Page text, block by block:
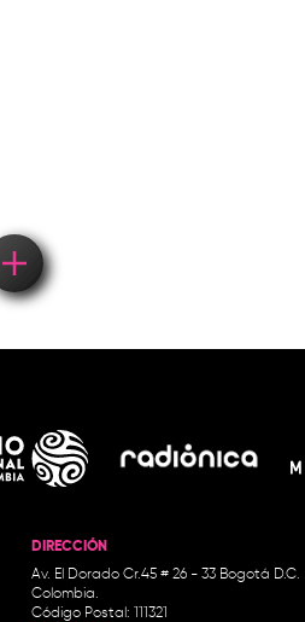
DIRECCIÓN
Av. El Dorado Cr.45 # 26 - 33 Bogotá D.C.
Colombia.
Código Postal: 111321